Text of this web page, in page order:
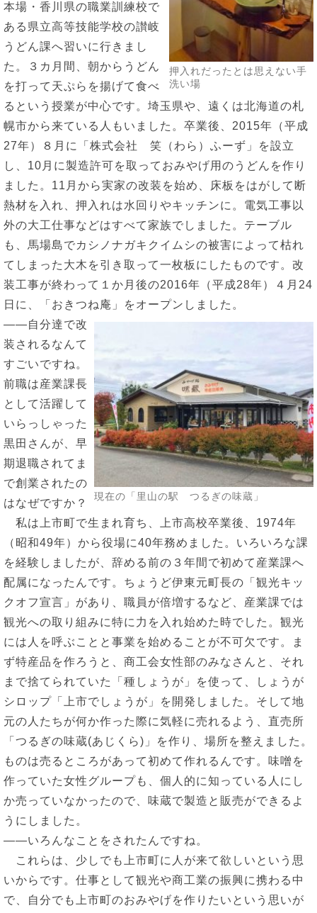
押入れだったとは思えない手
洗い場
本場・香川県の職業訓練校で
ある県立高等技能学校の讃岐
うどん課へ習いに行きまし
た。３カ月間、朝からうどん
を打って天ぷらを揚げて食べ
るという授業が中心です。埼玉県や、遠くは北海道の札
幌市から来ている人もいました。卒業後、2015年（平成
27年）８月に「株式会社 笑（わら）ふーず」を設立
し、10月に製造許可を取っておみやげ用のうどんを作り
ました。11月から実家の改装を始め、床板をはがして断
熱材を入れ、押入れは水回りやキッチンに。電気工事以
外の大工仕事などはすべて家族でしました。テーブル
も、馬場島でカシノナガキクイムシの被害によって枯れ
てしまった大木を引き取って一枚板にしたものです。改
装工事が終わって１か月後の2016年（平成28年）４月24
日に、「おきつね庵」をオープンしました。
現在の「里山の駅 つるぎの味蔵」
――自分達で改
装されるなんて
すごいですね。
前職は産業課長
として活躍して
いらっしゃった
黒田さんが、早
期退職されてま
で創業されたの
はなぜですか？
私は上市町で生まれ育ち、上市高校卒業後、1974年
（昭和49年）から役場に40年務めました。いろいろな課
を経験しましたが、辞める前の３年間で初めて産業課へ
配属になったんです。ちょうど伊東元町長の「観光キッ
クオフ宣言」があり、職員が倍増するなど、産業課では
観光への取り組みに特に力を入れ始めた時でした。観光
には人を呼ぶことと事業を始めることが不可欠です。ま
ず特産品を作ろうと、商工会女性部のみなさんと、それ
まで捨てられていた「種しょうが」を使って、しょうが
シロップ「上市でしょうが」を開発しました。そして地
元の人たちが何か作った際に気軽に売れるよう、直売所
「つるぎの味蔵(あじくら)」を作り、場所を整えました。
ものは売るところがあって初めて作れるんです。味噌を
作っていた女性グループも、個人的に知っている人にし
か売っていなかったので、味蔵で製造と販売ができるよ
うにしました。
――いろんなことをされたんですね。
これらは、少しでも上市町に人が来て欲しいという思
いからです。仕事として観光や商工業の振興に携わる中
で、自分でも上市町のおみやげを作りたいという思いが